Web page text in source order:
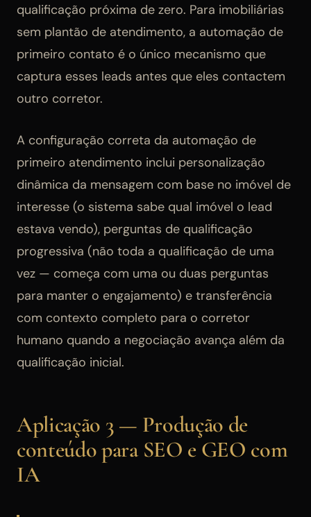
qualificação próxima de zero. Para imobiliárias
sem plantão de atendimento, a automação de
primeiro contato é o único mecanismo que
captura esses leads antes que eles contactem
outro corretor.
A configuração correta da automação de
primeiro atendimento inclui personalização
dinâmica da mensagem com base no imóvel de
interesse (o sistema sabe qual imóvel o lead
estava vendo), perguntas de qualificação
progressiva (não toda a qualificação de uma
vez — começa com uma ou duas perguntas
para manter o engajamento) e transferência
com contexto completo para o corretor
humano quando a negociação avança além da
qualificação inicial.
Aplicação 3 — Produção de
conteúdo para SEO e GEO com
IA